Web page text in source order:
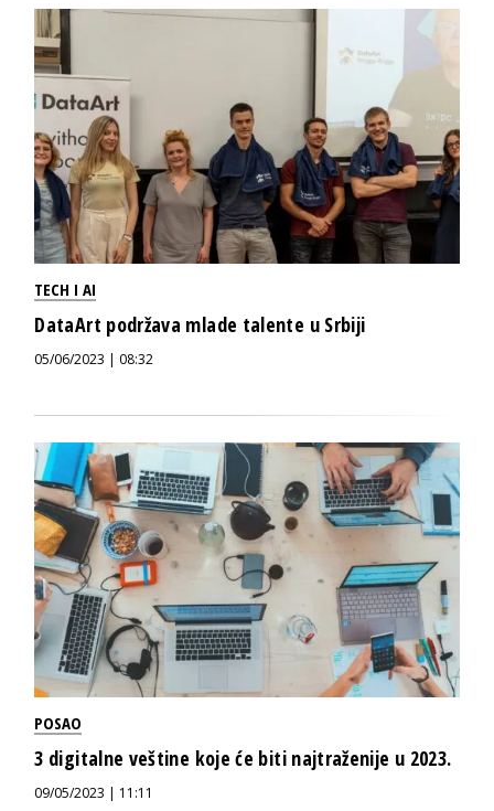
TECH I AI
DataArt podržava mlade talente u Srbiji
05/06/2023 | 08:32
POSAO
3 digitalne veštine koje će biti najtraženije u 2023.
09/05/2023 | 11:11